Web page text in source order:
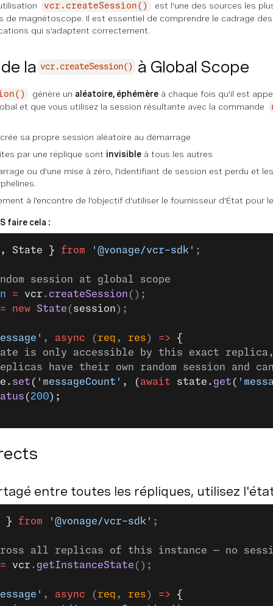
vcr.createSession()
est l'une des sources les
de magnétoscope. Il est essentiel de comprendre le cadrage
qui s'adaptent correctement.
la vcr.createSession() à Global Scope
génère un aléatoire, éphémère à chaque fois qu'il est
et que vous utilisez la session résultante avec la commande
sa propre session aléatoire au démarrage
par une réplique sont invisible à tous les autres
ou d'une mise à zéro, l'identifiant de session est perdu et
à l'encontre de l'objectif d'utiliser le fournisseur d'État pour
faire cela :
State } from '@vonage/vcr-sdk' ;
session at global scope
= vcr . createSession ();
new State ( session );
, async ( req , res ) => {
is only accessible by this exact
have their own random session and
set ( 'messageCount' , ( await state. get (
( 200);
entre toutes les répliques, utilisez
} from '@vonage/vcr-sdk' ;
all replicas of this instance — no
vcr . getInstanceState ();
, async ( req , res ) => {